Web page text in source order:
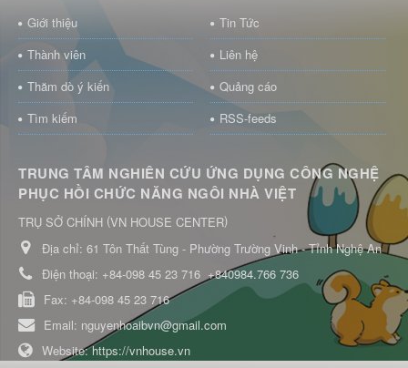
Giới thiệu
Tin Tức
Thành viên
Liên hệ
Thăm dò ý kiến
Quảng cáo
Tìm kiếm
RSS-feeds
TRUNG TÂM NGHIÊN CỨU ỨNG DỤNG CÔNG NGHỆ
PHỤC HỒI CHỨC NĂNG NGÔI NHÀ VIỆT
TRỤ SỞ CHÍNH (VN HOUSE CENTER)
Địa chỉ: 61 Tôn Thất Tùng - Phường Trường Vinh - Tỉnh Nghệ An
Điện thoại: +84-098 45 23 716 +840984.766 736
Fax: +84-098 45 23 716
Email: nguyenhoaibvn@gmail.com
Website:https://vnhouse.vn